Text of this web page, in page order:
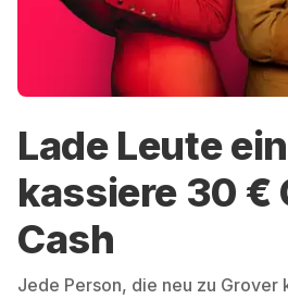
Lade Leute
kassiere 30 €
Cash
Jede Person, die neu zu Grover